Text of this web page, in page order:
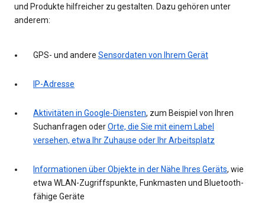
und Produkte hilfreicher zu gestalten. Dazu gehören unter
anderem:
GPS- und andere Sensordaten von Ihrem Gerät
IP-Adresse
Aktivitäten in Google-Diensten, zum Beispiel von Ihren
Suchanfragen oderOrte, die Sie mit einem Label
versehen, etwa Ihr Zuhause oder Ihr Arbeitsplatz
Informationen über Objekte in der Nähe Ihres Geräts, wie
etwa WLAN-Zugriffspunkte, Funkmasten und Bluetooth-
fähige Geräte